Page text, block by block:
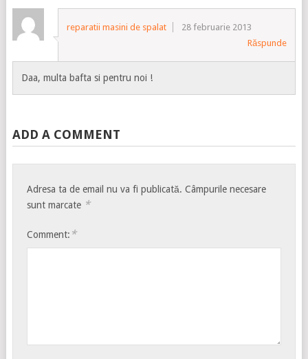
reparatii masini de spalat
28 februarie 2013
Răspunde
Daa, multa bafta si pentru noi !
ADD A COMMENT
Adresa ta de email nu va fi publicată. Câmpurile necesare
sunt marcate *
Comment: *